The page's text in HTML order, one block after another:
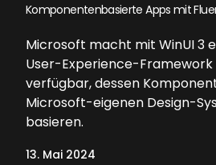
Komponentenbasierte Apps mit
Microsoft macht mit WinUI 3
User-Experience-Framework
verfügbar, dessen
Microsoft-eigenen Design-
basieren.
13. Mai 2024